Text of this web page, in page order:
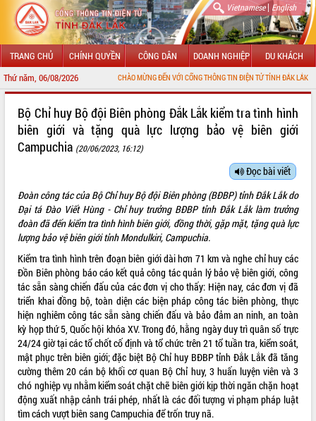
Vietnamese| English
TRANG CHỦ CHÍNH QUYỀN CÔNG DÂN DOANH NGHIỆP DU KHÁCH
Thứ năm, 06/08/2026 CHÀO MỪNG ĐẾN VỚI CỔNG THÔNG TIN ĐIỆN TỬ TỈNH ĐẮK LẮK
LÃNH ĐẠO UBND TỈNH
SỞ, BAN, NGÀNH
UBND CÁC XÃ, PHƯỜNG
HỆ THỐNG VĂN BẢN
VĂN BẢN HĐND TỈNH
ĐIỂM TIN VĂN BẢN
QUY HOẠCH - KẾ HOẠCH
Bộ Chỉ huy Bộ đội Biên phòng Đắk Lắk kiểm tra tình hình
biên giới và tặng quà lực lượng bảo vệ biên giới
Campuchia (20/06/2023, 16:12)
Đọc bài viết
Đoàn công tác của Bộ Chỉ huy Bộ đội Biên phòng (BĐBP) tỉnh Đắk Lắk do
Đại tá Đào Viết Hùng - Chỉ huy trưởng BĐBP tỉnh Đắk Lắk làm trưởng
đoàn đã đến kiểm tra tình hình biên giới, đồng thời, gặp mặt, tặng quà lực
lượng bảo vệ biên giới tỉnh Mondulkiri, Campuchia.
Kiểm tra tình hình trên đoạn biên giới dài hơn 71 km và nghe chỉ huy các
Đồn Biên phòng báo cáo kết quả công tác quản lý bảo vệ biên giới, công
tác sẵn sàng chiến đấu của các đơn vị cho thấy: Hiện nay, các đơn vị đã
triển khai đồng bộ, toàn diện các biện pháp công tác biên phòng, thực
hiện nghiêm công tác sẵn sàng chiến đấu và bảo đảm an ninh, an toàn
kỳ họp thứ 5, Quốc hội khóa XV. Trong đó, hằng ngày duy trì quân số trực
24/24 giờ tại các tổ chốt cố định và tổ chức trên 21 tổ tuần tra, kiểm soát,
mật phục trên biên giới; đặc biệt Bộ Chỉ huy BĐBP tỉnh Đắk Lắk đã tăng
cường thêm 20 cán bộ khối cơ quan Bộ Chỉ huy, 3 huấn luyện viên và 3
chó nghiệp vụ nhằm kiểm soát chặt chẽ biên giới kịp thời ngăn chặn hoạt
động xuất nhập cảnh trái phép, nhất là các đối tượng vi phạm pháp luật
tìm cách vượt biên sang Campuchia để trốn truy nã.